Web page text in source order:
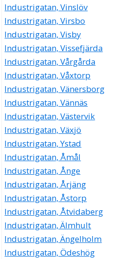
Industrigatan, Vinslöv
Industrigatan, Virsbo
Industrigatan, Visby
Industrigatan, Vissefjärda
Industrigatan, Vårgårda
Industrigatan, Våxtorp
Industrigatan, Vänersborg
Industrigatan, Vännäs
Industrigatan, Västervik
Industrigatan, Växjö
Industrigatan, Ystad
Industrigatan, Åmål
Industrigatan, Ånge
Industrigatan, Årjäng
Industrigatan, Åstorp
Industrigatan, Åtvidaberg
Industrigatan, Älmhult
Industrigatan, Ängelholm
Industrigatan, Ödeshög